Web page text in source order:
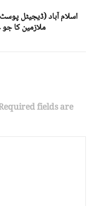
اسلام آباد (ڈیجیٹل
ملازمین کا
fields are